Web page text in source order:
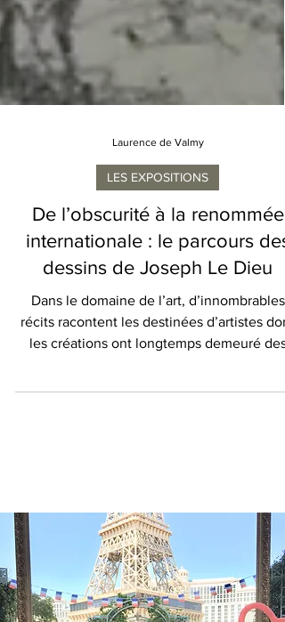
Laurence de Valmy
LES EXPOSITIONS
De l’obscurité à la renommée
internationale : le parcours des
dessins de Joseph Le Dieu
Dans le domaine de l’art, d’innombrables
récits racontent les destinées d’artistes
trésors...